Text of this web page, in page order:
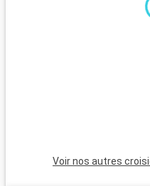
Voir nos autres